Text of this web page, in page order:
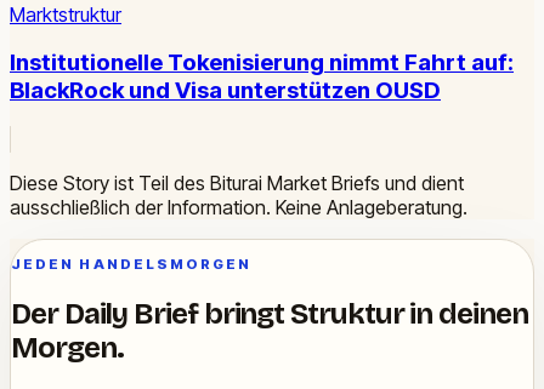
Marktstruktur
Institutionelle Tokenisierung nimmt Fahrt auf:
BlackRock und Visa unterstützen OUSD
Diese Story ist Teil des Biturai Market Briefs und dient
ausschließlich der Information. Keine Anlageberatung.
JEDEN HANDELSMORGEN
Der Daily Brief bringt Struktur in deinen
Morgen.